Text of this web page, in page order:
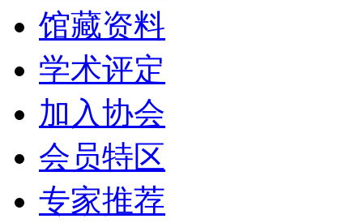
馆藏资料
学术评定
加入协会
会员特区
专家推荐